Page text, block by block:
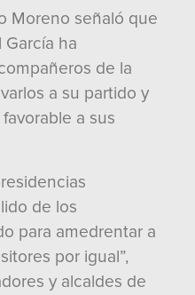
Moreno señaló que
ha
de la
a su partido y
a sus
de los
para amedrentar a
por igual”,
y alcaldes de